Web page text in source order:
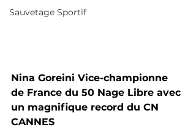
Sauvetage Sportif
Nina Goreini Vice-championne
de France du 50 Nage Libre avec
un magnifique record du CN
CANNES